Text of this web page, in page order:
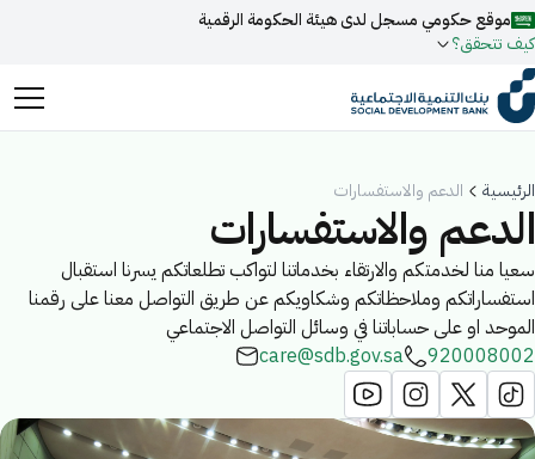
موقع حكومي مسجل لدى هيئة الحكومة الرقمية
كيف تتحقق؟
روابط المواقع الالكترونية الرسمية السعودية تنتهي بـ
جميع روابط المواقع الرسمية التابعة للجهات الحكومية في المملكة
العربية السعودية تنتهي بـ .gov.sa
المواقع الالكترونية الحكومية تستخدم بروتوكولHTTPS
للتشفير و الأمان.
المواقع الالكترونية الآمنة في المملكة العربية السعودية تستخدم
بروتوكول HTTPS للتشفير.
مسجل لدى هيئة الحكومة الرقمية برقم:
ابحث
فعل البحث الذكي عبر نورة المدعومة بالذكاء الاصطناعي
اقتراحات
تمويل
الرئيسية الدعم والاستفسارات
الدعم والاستفسارات
سعيا منا لخدمتكم والارتقاء بخدماتنا لتواكب تطلعاتكم يسرنا استقبال
استفساراتكم وملاحظاتكم وشكاويكم عن طريق التواصل معنا على رقمنا
الموحد او على حساباتنا في وسائل التواصل الاجتماعي
920008002
care@sdb.gov.sa